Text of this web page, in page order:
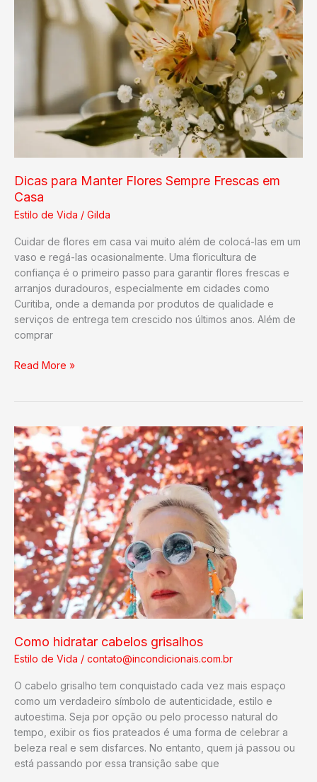
mesmo
Dicas para Manter Flores Sempre Frescas em
Casa
Estilo de Vida / Gilda
Cuidar de flores em casa vai muito além de colocá-las em um
vaso e regá-las ocasionalmente. Uma floricultura de
confiança é o primeiro passo para garantir flores frescas e
arranjos duradouros, especialmente em cidades como
Curitiba, onde a demanda por produtos de qualidade e
serviços de entrega tem crescido nos últimos anos. Além de
comprar
Dicas
Sempre
Frescas
em
Casa
Read More »
Como hidratar cabelos grisalhos
Estilo de Vida / contato@incondicionais.com.br
O cabelo grisalho tem conquistado cada vez mais espaço
como um verdadeiro símbolo de autenticidade, estilo e
autoestima. Seja por opção ou pelo processo natural do
tempo, exibir os fios prateados é uma forma de celebrar a
beleza real e sem disfarces. No entanto, quem já passou ou
está passando por essa transição sabe que